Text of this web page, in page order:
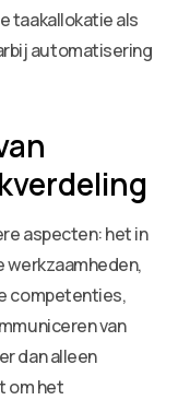
taakallokatie als
automatisering
aspecten: het in
werkzaamheden,
competenties,
van
dan alleen
om het